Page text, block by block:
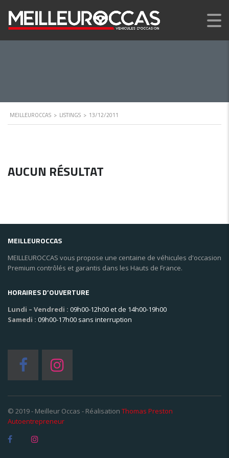
MEILLEUROCCAS > LISTINGS > 13/12/2011
AUCUN RÉSULTAT
MEILLEUROCCAS
MEILLEUROCCAS vous propose une centaine de véhicules d'occasion
Premium contrôlés et garantis dans les Hauts de France.
HORAIRES D’OUVERTURE
Lundi – Vendredi : 09h00-12h00 et de 14h00-19h00
Samedi : 09h00-17h00 sans interruption
© 2019 - Meilleur Occas - Réalisation Thomas Preston
Autoentrepreneur